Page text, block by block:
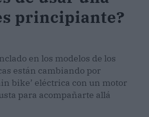
principiante?
en los modelos de los
están cambiando por
bike’ eléctrica con un motor
para acompañarte allá